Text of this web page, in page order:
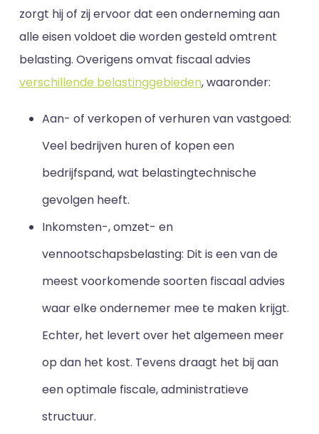
zorgt hij of zij ervoor dat een onderneming aan
alle eisen voldoet die worden gesteld omtrent
belasting. Overigens omvat fiscaal advies
verschillende belastinggebieden, waaronder:
Aan- of verkopen of verhuren van vastgoed:
Veel bedrijven huren of kopen een
bedrijfspand, wat belastingtechnische
gevolgen heeft.
Inkomsten-, omzet- en
vennootschapsbelasting: Dit is een van de
meest voorkomende soorten fiscaal advies
waar elke ondernemer mee te maken krijgt.
Echter, het levert over het algemeen meer
op dan het kost. Tevens draagt het bij aan
een optimale fiscale, administratieve
structuur.